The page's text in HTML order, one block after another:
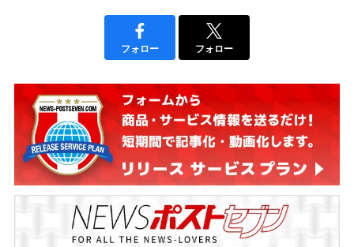
フォロー フォロー